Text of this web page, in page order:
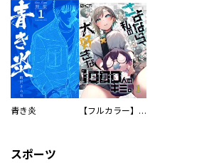
青き炎 【フルカラー】さよなら、私の大好きな１０００人のキミ。
スポーツ